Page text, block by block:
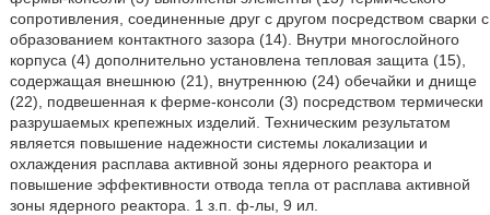
сопротивления, соединенные друг с другом посредством сварки с
образованием контактного зазора (14). Внутри многослойного
корпуса (4) дополнительно установлена тепловая защита (15),
содержащая внешнюю (21), внутреннюю (24) обечайки и днище
(22), подвешенная к ферме-консоли (3) посредством термически
разрушаемых крепежных изделий. Техническим результатом
является повышение надежности системы локализации и
охлаждения расплава активной зоны ядерного реактора и
повышение эффективности отвода тепла от расплава активной
зоны ядерного реактора. 1 з.п. ф-лы, 9 ил.